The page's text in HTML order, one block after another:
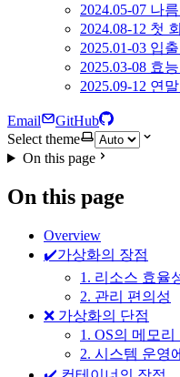
2024.05-07 나
2024.08-12 첫
2025.01-03 입
2025.03-08 효
2025.09-12 연
Email
GitHub
Select theme
On this page
On this page
Overview
✔️가상화의 장점
1. 리소스 효율
2. 관리 편의성
❌ 가상화의 단점
1. OS의 메모리
2. 시스템 운영